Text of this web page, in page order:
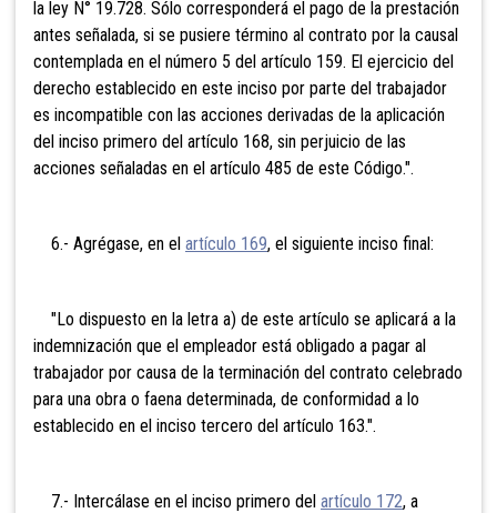
la ley N° 19.728. Sólo corresponderá el pago de la prestación
antes señalada, si se pusiere término al contrato por la causal
contemplada en el número 5 del artículo 159. El ejercicio del
derecho establecido en este inciso por parte del trabajador
es incompatible con las acciones derivadas de la aplicación
del inciso primero del artículo 168, sin perjuicio de las
acciones señaladas en el artículo 485 de este Código.".
6.- Agrégase, en el artículo 169, el siguiente inciso final:
"Lo dispuesto en la letra a) de este artículo se aplicará a la
indemnización que el empleador está obligado a pagar al
trabajador por causa de la terminación del contrato celebrado
para una obra o faena determinada, de conformidad a lo
establecido en el inciso tercero del artículo 163.".
7.- Intercálase en el inciso primero del artículo 172, a